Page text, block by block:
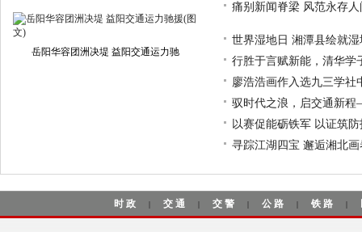
岳阳华容团洲决堤 益阳交通运力驰
痛别新闻脊梁 风范永存
世界湿地日 湘潭县绘就
行胜于言赋新能，清华
廖浩浩画作入选九三学社
驭时代之浪，启交通新
以赛促能砺铁军 以证筑
寻踪江湖四宝 邂逅湘北
时政 | 交通 | 交警 | 公路 | 铁路 |